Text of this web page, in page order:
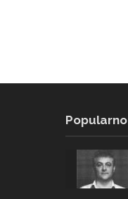
Popularno